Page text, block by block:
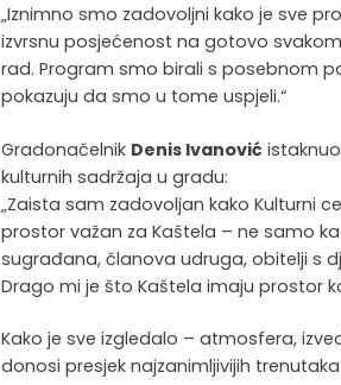
„Iznimno smo zadovoljni kako je sve
izvrsnu posjećenost na gotovo
rad. Program smo birali s posebnom
pokazuju da smo u tome uspjeli.“
Gradonačelnik Denis Ivanović
kulturnih sadržaja u gradu:
„Zaista sam zadovoljan kako Kulturni
prostor važan za Kaštela – ne samo
sugrađana, članova udruga, obitelji s
Drago mi je što Kaštela imaju prostor
Kako je sve izgledalo – atmosfera,
donosi presjek najzanimljivijih